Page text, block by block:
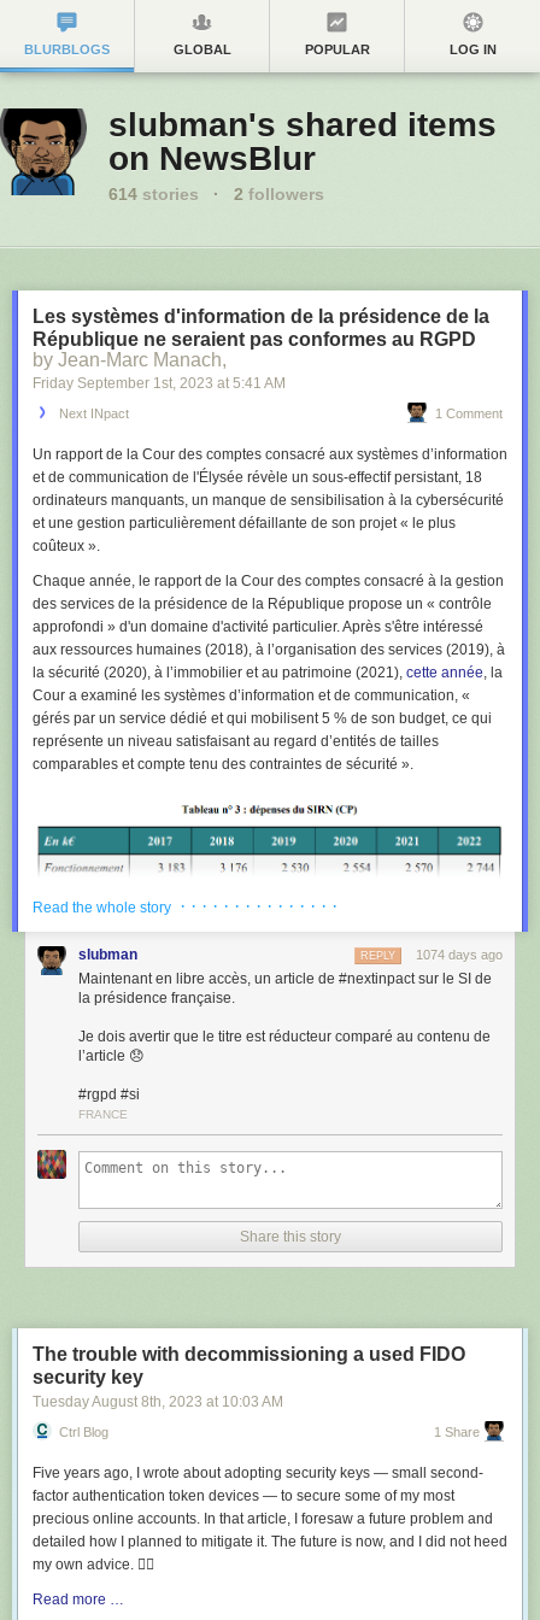
BLURBLOGS GLOBAL POPULAR LOG IN
slubman's shared items
on NewsBlur
614 stories · 2 followers
Les systèmes d'information de la présidence de la
République ne seraient pas conformes au RGPD
by Jean-Marc Manach,
Friday September 1st, 2023 at 5:41 AM
Next INpact 1 Comment
Un rapport de la Cour des comptes consacré aux systèmes d’information
et de communication de l'Élysée révèle un sous-effectif persistant, 18
ordinateurs manquants, un manque de sensibilisation à la cybersécurité
et une gestion particulièrement défaillante de son projet « le plus
coûteux ».
Chaque année, le rapport de la Cour des comptes consacré à la gestion
des services de la présidence de la République propose un « contrôle
approfondi » d'un domaine d'activité particulier. Après s'être intéressé
aux ressources humaines (2018), à l’organisation des services (2019), à
la sécurité (2020), à l’immobilier et au patrimoine (2021), cette année, la
Cour a examiné les systèmes d’information et de communication, «
gérés par un service dédié et qui mobilisent 5 % de son budget, ce qui
représente un niveau satisfaisant au regard d’entités de tailles
comparables et compte tenu des contraintes de sécurité ».
On y apprend que l’informatique non classifiée y est gérée par le service
28 agents dont un responsable
» et organisé en trois départements et
un département des projets du SI (DPSI) de huit personnes, chargé de la
postes de travail ;
un département d’exploitation et d’administration technique (DEAT) de
technique du système ;
un département d’assistance technique (DAT) de sept personnes et un
apprenti, chargé de la mise à disposition de matériel et l’assistance
un magasin, géré par une personne, chargé du stockage du matériel.
Read the whole story · · · · · · · · · · · · · · ·
slubman 1074 days ago
REPLY
Maintenant en libre accès, un article de #nextinpact sur le SI de
la présidence française.
Je dois avertir que le titre est réducteur comparé au contenu de
l’article 😞
#rgpd #si
FRANCE
Share this story
The trouble with decommissioning a used FIDO
security key
Tuesday August 8th, 2023 at 10:03 AM
Ctrl Blog 1 Share
Five years ago, I wrote about adopting security keys — small second-
factor authentication token devices — to secure some of my most
precious online accounts. In that article, I foresaw a future problem and
detailed how I planned to mitigate it. The future is now, and I did not heed
my own advice. 🤦‍♂️
Read more …